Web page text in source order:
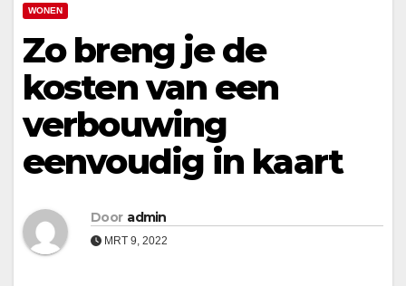
WONEN
Zo breng je de
kosten van een
verbouwing
eenvoudig in kaart
Door admin
MRT 9, 2022